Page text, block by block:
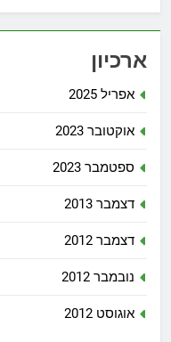
ארכיון
אפריל 2025
אוקטובר 2023
ספטמבר 2023
דצמבר 2013
דצמבר 2012
נובמבר 2012
אוגוסט 2012